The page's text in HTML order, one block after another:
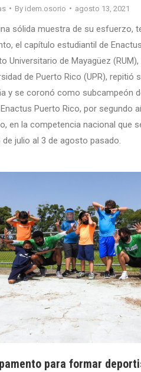
By idem.osorio agosto 13, 2021
sólida muestra de su esfuerzo,
el capítulo estudiantil de
Universitario de Mayagüez (RUM),
de Puerto Rico (UPR), repitió
y se coronó como subcampeón
Puerto Rico, por segundo
en la competencia nacional que
de julio al 3 de agosto pasado.
para formar